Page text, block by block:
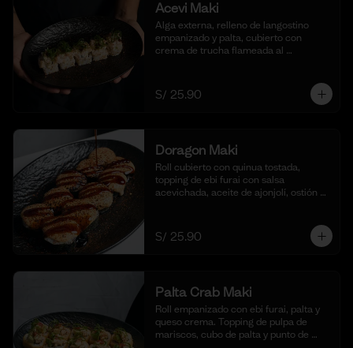
Acevi Maki
Alga externa, relleno de langostino
empanizado y palta, cubierto con
crema de trucha flameada al
S/ 25.90
Doragon Maki
Roll cubierto con quinua tostada,
topping de ebi furai con salsa
acevichada, aceite de ajonjolí, ostión y
S/ 25.90
Palta Crab Maki
Roll empanizado con ebi furai, palta y
queso crema. Topping de pulpa de
mariscos, cubo de palta y punto de